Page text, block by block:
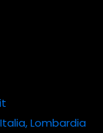
Lombardia